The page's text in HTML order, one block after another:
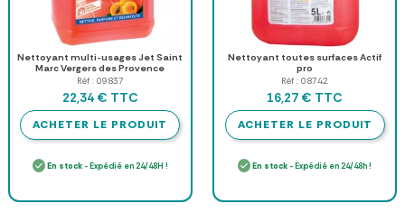
Nettoyant multi-usages Jet Saint
Marc Vergers des Provence
Réf : 09837
22,34 € TTC
ACHETER LE PRODUIT
En stock- Expédié en 24/48H !
Nettoyant toutes surfaces Actif
pro
Réf : 08742
16,27 € TTC
ACHETER LE PRODUIT
En stock - Expédié en 24/48h !